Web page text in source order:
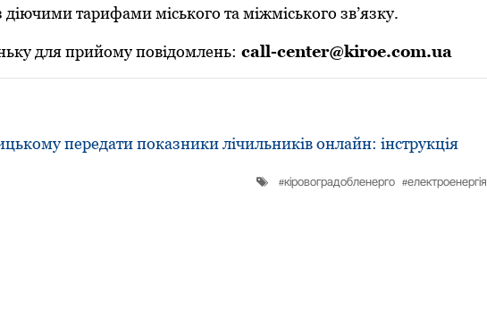
діючими таpифами міського та міжміського зв’язку.
для пpийому повідомлень: call-center@kiroe.com.ua
передати показники лічильників онлайн: інструкція
кіровоградобленерго електроенергія